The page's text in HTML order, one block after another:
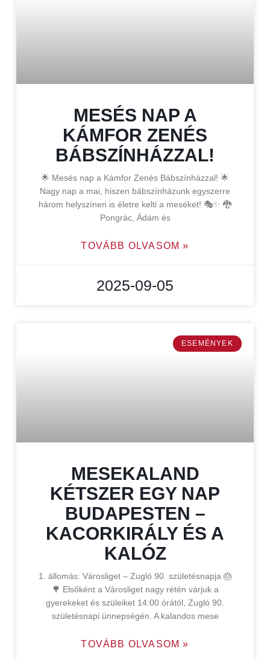
MESÉS NAP A
KÁMFOR ZENÉS
BÁBSZÍNHÁZZAL!
🌟 Mesés nap a Kámfor Zenés Bábszínházzal! 🌟
Nagy nap a mai, hiszen bábszínházunk egyszerre
három helyszínen is életre kelti a meséket! 🎭✨ 🐉
Pongrác, Ádám és
TOVÁBB OLVASOM »
2025-09-05
ESEMÉNYEK
MESEKALAND
KÉTSZER EGY NAP
BUDAPESTEN –
KACORKIRÁLY ÉS A
KALÓZ
1. állomás: Városliget – Zugló 90. születésnapja 🎂
🌳 Elsőként a Városliget nagy rétén várjuk a
gyerekeket és szüleiket 14:00 órától, Zugló 90.
születésnapi ünnepségén. A kalandos mese
TOVÁBB OLVASOM »